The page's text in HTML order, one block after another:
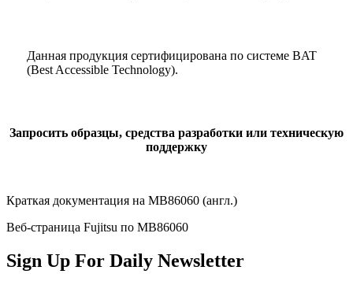
Данная продукция сертифицирована по системе BAT
(Best Accessible Technology).
Запросить образцы, средства разработки или техническую
поддержку
Краткая документация на MB86060 (англ.)
Веб-страница Fujitsu по MB86060
Sign Up For Daily Newsletter